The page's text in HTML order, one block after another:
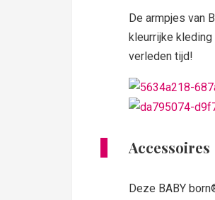
De armpjes van
kleurrijke
verleden tijd!
Accessoires
Deze BABY